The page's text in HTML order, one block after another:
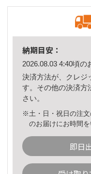
納期目安：
2026.08.03 4:40頃の
決済方法が、クレジ
す。その他の決済方
さい。
※土・日・祝日の注
のお届けにお時間
即日